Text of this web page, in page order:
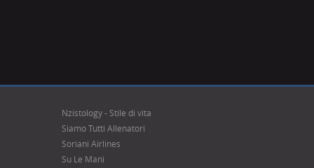
Nzistology - Stile di vita
Siamo Tutti Allenatori
Soriani Airlines
Su Le Mani